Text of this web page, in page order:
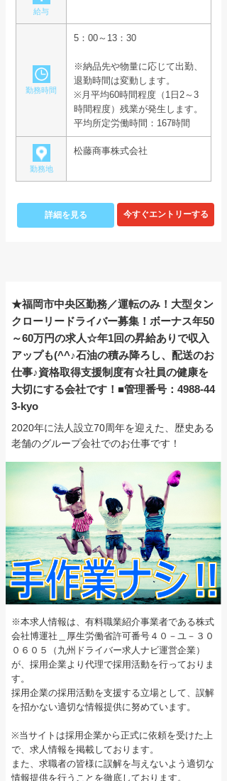
給与
勤務時間
5：00～13：30
※納品先や物量に応じて出勤、
退勤時間は変動します。
※月平均60時間程度（1日2～3
時間程度）残業が発生します。
平均所定労働時間：167時間
勤務地
松藤商事株式会社
詳細を見る
★福岡市中央区勤務／運転のみ！大型タン
クローリードライバー募集！ボーナス年50
～60万円の求人☆年1回の昇給ありで収入
アップも(^^♪石油の積み降ろし、配送のお
仕事♪資格取得支援制度有☆社員の健康を
大切にする会社です！■管理番号：4988-44
3-kyo
2020年に法人設立70周年を迎えた、歴史ある
老舗のグループ会社でのお仕事です！
※本求人情報は、有料職業紹介事業者である株式
会社博運社＿厚生労働省許可番号４０－ユ－３０
０６０５（九州ドライバー求人ナビ運営企業）
が、採用企業より代理で採用活動を行っておりま
す。
採用企業の採用活動を支援する立場として、誤解
を招かない適切な情報提供に努めています。
※当サイトは採用企業から正式に依頼を受けた上
で、求人情報を掲載しております。
また、求職者の皆様に誤解を与えないよう適切な
情報提供を行うことを徹底しております。